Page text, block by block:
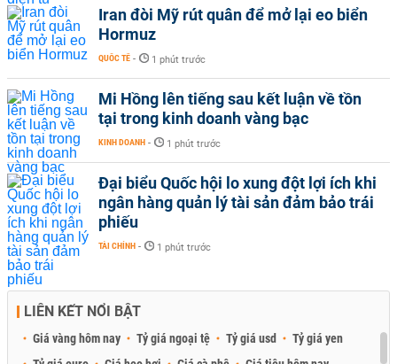
Iran đòi Mỹ rút quân để mở lại eo biển
Hormuz
QUỐC TẾ - 1 phút trước
Mi Hồng lên tiếng sau kết luận về tồn
tại trong kinh doanh vàng bạc
KINH DOANH - 1 phút trước
Đại biểu Quốc hội lo xung đột lợi ích khi
ngân hàng quản lý tài sản đảm bảo trái
phiếu
TÀI CHÍNH - 1 phút trước
LIÊN KẾT NỔI BẬT
Giá vàng hôm nay Tỷ giá ngoại tệ Tỷ giá usd
Tỷ giá yen